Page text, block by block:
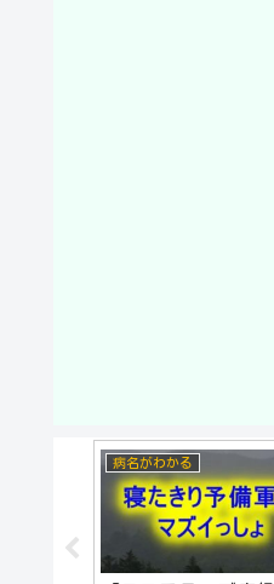
病名がわかる